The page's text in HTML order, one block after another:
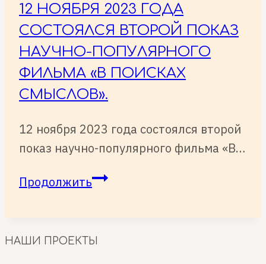
12 НОЯБРЯ 2023 ГОДА
СОСТОЯЛСЯ ВТОРОЙ ПОКАЗ
НАУЧНО-ПОПУЛЯРНОГО
ФИЛЬМА «В ПОИСКАХ
СМЫСЛОВ».
12 ноября 2023 года состоялся второй
показ научно-популярного фильма «В…
Продолжить12
года
НАШИ ПРОЕКТЫ